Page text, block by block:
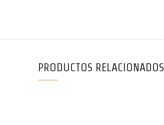
PRODUCTOS RELACIONADOS